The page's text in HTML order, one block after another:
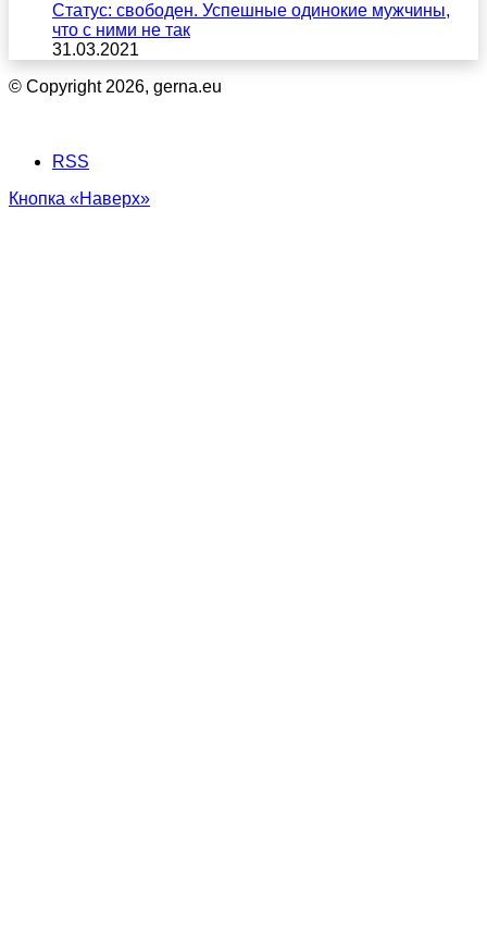
Статус: свободен. Успешные одинокие мужчины,
что с ними не так
31.03.2021
© Copyright 2026, gerna.eu
RSS
Кнопка «Наверх»